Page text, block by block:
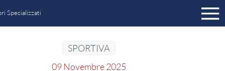
Specializzati
Sportivo ISSF
Sportivo NON ISSF
SPORTIVA
09 Novembre 2025